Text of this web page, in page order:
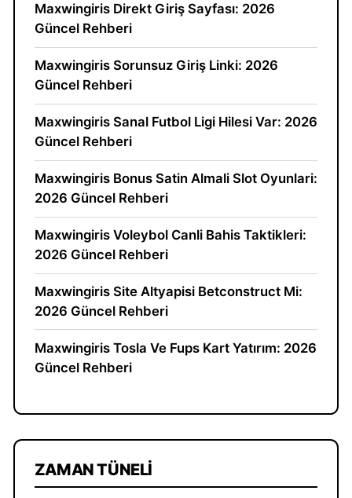
Maxwingiris Direkt Giriş Sayfası: 2026
Güncel Rehberi
Maxwingiris Sorunsuz Giriş Linki: 2026
Güncel Rehberi
Maxwingiris Sanal Futbol Ligi Hilesi Var: 2026
Güncel Rehberi
Maxwingiris Bonus Satin Almali Slot Oyunlari:
2026 Güncel Rehberi
Maxwingiris Voleybol Canli Bahis Taktikleri:
2026 Güncel Rehberi
Maxwingiris Site Altyapisi Betconstruct Mi:
2026 Güncel Rehberi
Maxwingiris Tosla Ve Fups Kart Yatırım: 2026
Güncel Rehberi
ZAMAN TÜNELI